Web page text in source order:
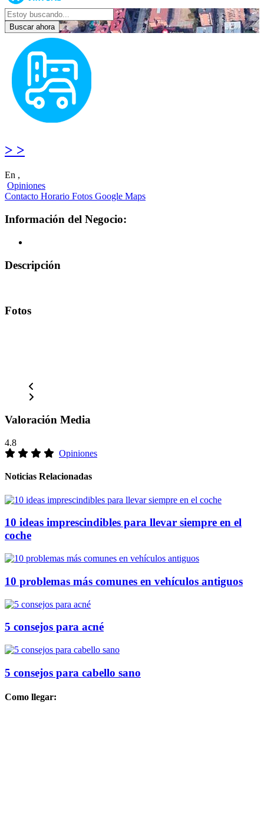
Buscar ahora
> >
En ,
Opiniones
Contacto Horario Fotos Google Maps
Información del Negocio:
Descripción
Fotos
Valoración Media
4.8
Opiniones
Noticias Relacionadas
10 ideas imprescindibles para llevar siempre en el
coche
10 problemas más comunes en vehículos antiguos
5 consejos para acné
5 consejos para cabello sano
Como llegar: